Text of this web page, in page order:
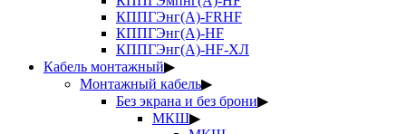
КППГЭнг(А)-FRHF
КППГЭнг(А)-HF
КППГЭнг(А)-HF-ХЛ
Кабель монтажный▶
Монтажный кабель▶
Без экрана и без брони▶
МКШ▶